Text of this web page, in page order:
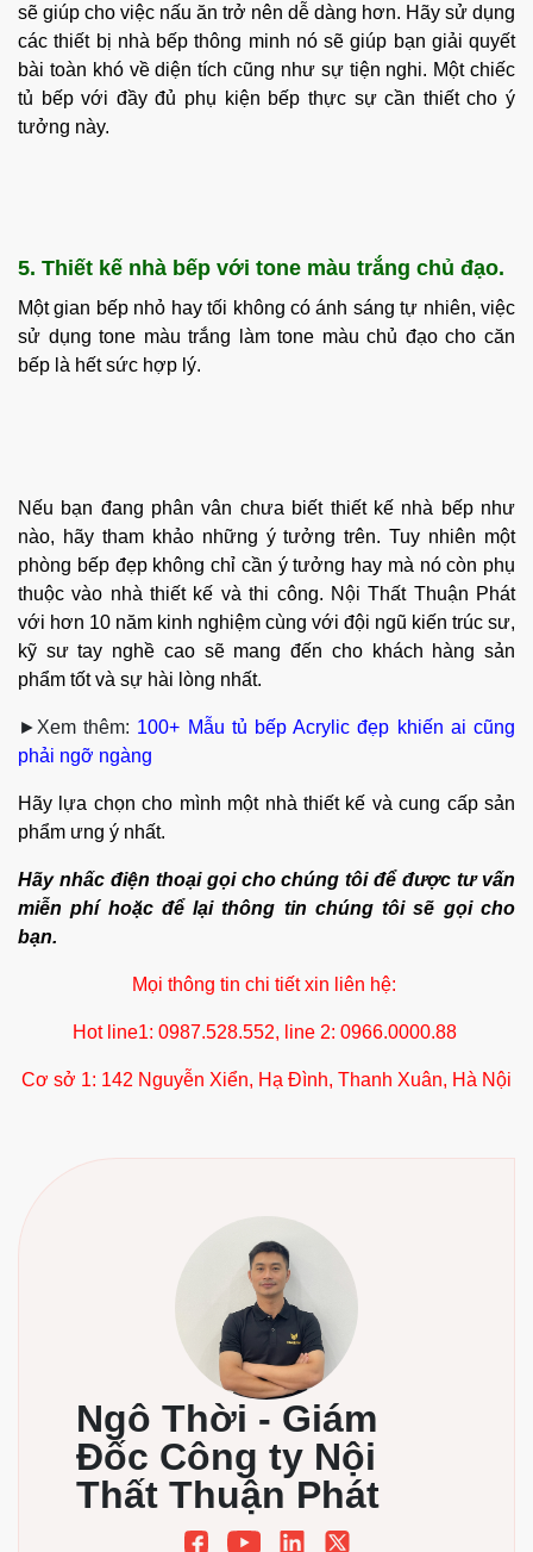
sẽ giúp cho việc nấu ăn trở nên dễ dàng hơn. Hãy sử dụng
các thiết bị nhà bếp thông minh nó sẽ giúp bạn giải quyết
bài toàn khó về diện tích cũng như sự tiện nghi. Một chiếc
tủ bếp với đầy đủ phụ kiện bếp thực sự cần thiết cho ý
tưởng này.
5. Thiết kế nhà bếp với tone màu trắng chủ đạo.
Một gian bếp nhỏ hay tối không có ánh sáng tự nhiên, việc
sử dụng tone màu trắng làm tone màu chủ đạo cho căn
bếp là hết sức hợp lý.
Nếu bạn đang phân vân chưa biết thiết kế nhà bếp như
nào, hãy tham khảo những ý tưởng trên. Tuy nhiên một
phòng bếp đẹp không chỉ cần ý tưởng hay mà nó còn phụ
thuộc vào nhà thiết kế và thi công. Nội Thất Thuận Phát
với hơn 10 năm kinh nghiệm cùng với đội ngũ kiến trúc sư,
kỹ sư tay nghề cao sẽ mang đến cho khách hàng sản
phẩm tốt và sự hài lòng nhất.
►Xem thêm: 100+ Mẫu tủ bếp Acrylic đẹp khiến ai cũng
phải ngỡ ngàng
Hãy lựa chọn cho mình một nhà thiết kế và cung cấp sản
phẩm ưng ý nhất.
Hãy nhấc điện thoại gọi cho chúng tôi để được tư vấn
miễn phí hoặc để lại thông tin chúng tôi sẽ gọi cho
bạn.
Mọi thông tin chi tiết xin liên hệ:
Hot line1: 0987.528.552, line 2: 0966.0000.88
Cơ sở 1: 142 Nguyễn Xiển, Hạ Đình, Thanh Xuân, Hà Nội
Ngô Thời - Giám
Đốc Công ty Nội
Thất Thuận Phát